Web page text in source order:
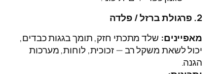
2. פרגולת ברזל ‎/ פלדה
מאפיינים: שלד מתכתי חזק, תומך בגגות כבדים,
יכול לשאת משקל רב — זכוכית, לוחות, מערכות
הגנה.